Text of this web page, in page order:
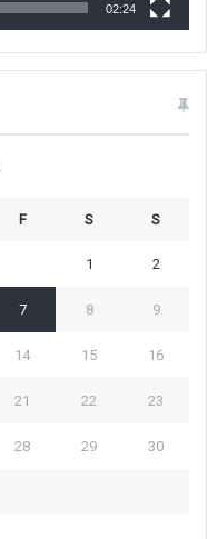
02:24
F S S
1 2
7 8 9
14 15 16
21 22 23
28 29 30